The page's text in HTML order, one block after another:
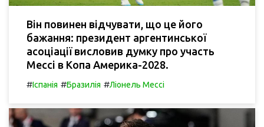
Він повинен відчувати, що це його
бажання: президент аргентинської
асоціації висловив думку про участь
Мессі в Копа Америка-2028.
#Іспанія #Бразилія #Ліонель Мессі